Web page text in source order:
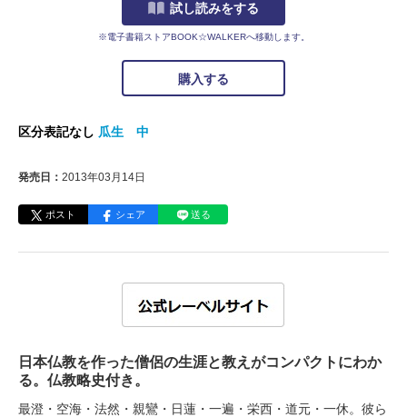
試し読みをする
※電子書籍ストアBOOK☆WALKERへ移動します。
購入する
区分表記なし 瓜生 中
発売日： 2013年03月14日
ポスト シェア 送る
日本仏教を作った僧侶の生涯と教えがコンパクトにわか
る。仏教略史付き。
最澄・空海・法然・親鸞・日蓮・一遍・栄西・道元・一休。彼ら